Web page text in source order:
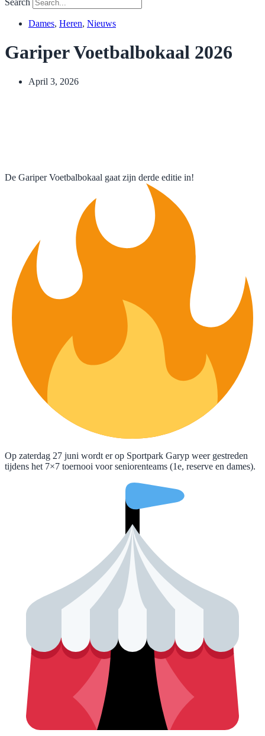
Search
Dames, Heren, Nieuws
Gariper Voetbalbokaal 2026
April 3, 2026
De Gariper Voetbalbokaal gaat zijn derde editie in!
Op zaterdag 27 juni wordt er op Sportpark Garyp weer gestreden
tijdens het 7×7 toernooi voor seniorenteams (1e, reserve en dames).